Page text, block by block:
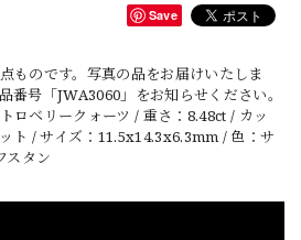
Save
ものです。写真の品をお届けいたしま
番号「JWA3060」をお知らせください。
ロベリークォーツ / 重さ：8.48ct / カッ
ト / サイズ：11.5x14.3x6.3mm / 色：サ
スタン